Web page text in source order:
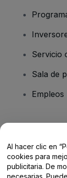
Servicio
Sala de
Empleos
Centro
Al hacer clic en
cookies para
publicitaria. De
necesarias.